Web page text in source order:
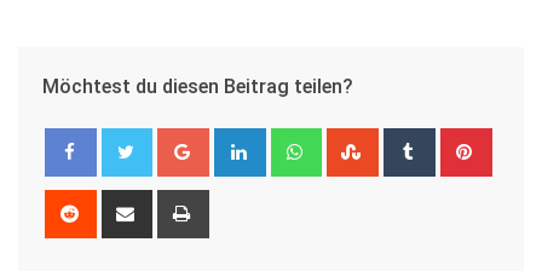
Möchtest du diesen Beitrag teilen?
Google+ LinkedIn WhatsappStumbleUpon
Tumblr
Reddit
Share